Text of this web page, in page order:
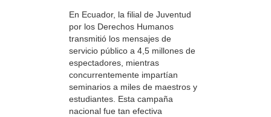
En Ecuador, la filial de Juventud
por los Derechos Humanos
transmitió los mensajes de
servicio público a 4,5 millones de
espectadores, mientras
concurrentemente impartían
seminarios a miles de maestros y
estudiantes. Esta campaña
nacional fue tan efectiva